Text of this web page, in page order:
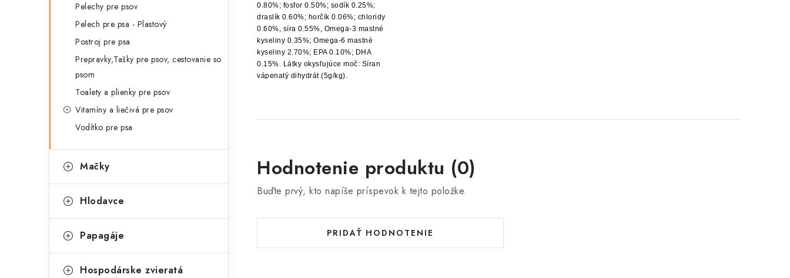
Pelechy pre psov
Pelech pre psa - Plastový
Postroj pre psa
Prepravky,Tašky pre psov, cestovanie so
psom
Toalety a plienky pre psov
Vitamíny a liečivá pre psov
Vodítko pre psa
Mačky
Hlodavce
Papagáje
Hospodárske zvieratá
0.80%; fosfor 0.50%; sodík 0.25%;
draslík 0.60%; horčík 0.06%; chloridy
0.60%, síra 0.55%, Omega-3 mastné
kyseliny 0.35%; Omega-6 mastné
kyseliny 2.70%; EPA 0.10%; DHA
0.15%. Látky okysľujúce moč: Síran
vápenatý dihydrát (5g/kg).
Hodnotenie produktu (0)
Buďte prvý, kto napíše príspevok k tejto položke.
PRIDAŤ HODNOTENIE